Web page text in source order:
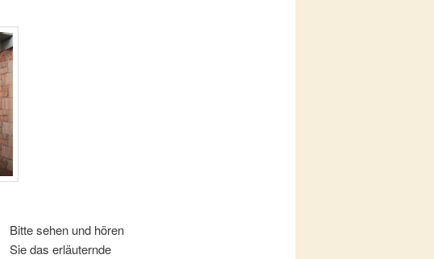
Bitte sehen und hören
Sie das erläuternde